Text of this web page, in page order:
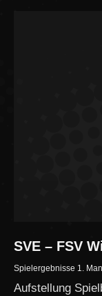
SVE – FSV
Spielergebnisse 1.
Aufstellung